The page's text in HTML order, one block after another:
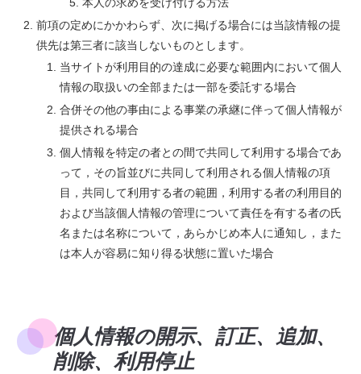
前項の定めにかかわらず、次に掲げる場合には当該情報の提
供先は第三者に該当しないものとします。
当サイトが利用目的の達成に必要な範囲内において個人
情報の取扱いの全部または一部を委託する場合
合併その他の事由による事業の承継に伴って個人情報が
提供される場合
個人情報を特定の者との間で共同して利用する場合であ
って，その旨並びに共同して利用される個人情報の項
目，共同して利用する者の範囲，利用する者の利用目的
および当該個人情報の管理について責任を有する者の氏
名または名称について，あらかじめ本人に通知し，また
は本人が容易に知り得る状態に置いた場合
個人情報の開示、訂正、追加、
削除、利用停止